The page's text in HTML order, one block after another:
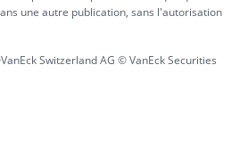
une autre publication, sans l'autorisation
Switzerland AG © VanEck Securities